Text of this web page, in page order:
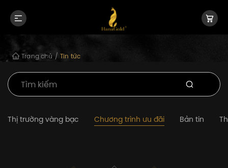
Trang chủ / Tin tức
Thị trường vàng bạc Chương trình ưu đãi Bản tin